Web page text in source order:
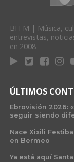
BI FM | Música,
entrevistas,
en 2008
ÚLTIMOS
Ebrovisión 2026:
seguir siendo
Nace Xixili
en Bermeo
Ya está aquí